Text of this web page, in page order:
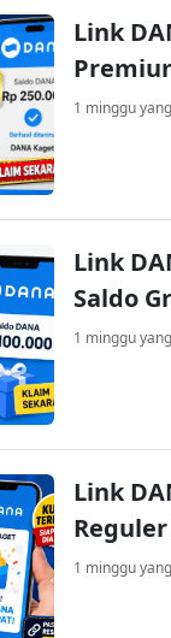
Link
1 minggu
Link
Saldo
1 minggu
Link
1 minggu